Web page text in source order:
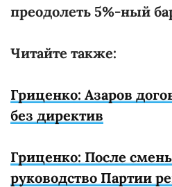
преодолеть 5%-ный
Читайте также:
Гриценко: Азаров
без директив
Гриценко: После
руководство Партии